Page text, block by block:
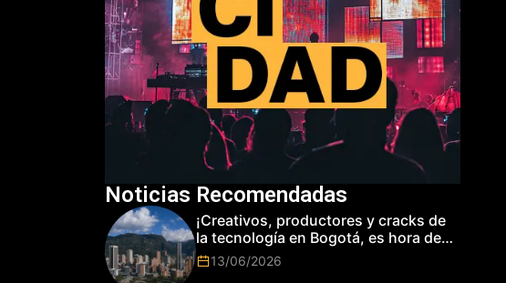
Noticias Recomendadas
¡Creativos, productores y cracks de
la tecnología en Bogotá, es hora de
subir de nivel! Las marcas más top
del mundo esperan por su talento.
13/06/2026